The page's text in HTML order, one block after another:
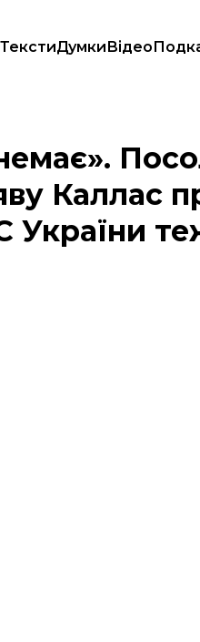
ТекстиДумкиВідео
заперечило заяву Каллас про
Каллас
України